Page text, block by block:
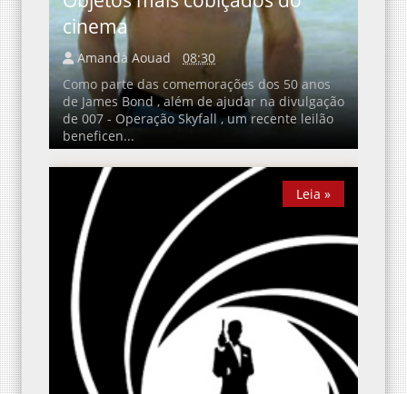
cinema
Amanda Aouad
08:30
Como parte das comemorações dos 50 anos
de James Bond , além de ajudar na divulgação
de 007 - Operação Skyfall , um recente leilão
beneficen...
Leia »
Leia »